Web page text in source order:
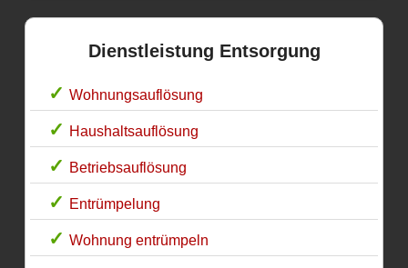
Dienstleistung Entsorgung
Wohnungsauflösung
Haushaltsauflösung
Betriebsauflösung
Entrümpelung
Wohnung entrümpeln